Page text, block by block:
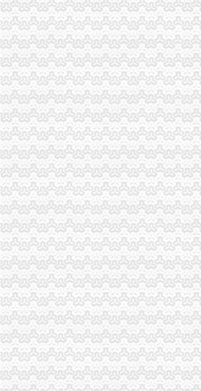
大足县委副书记陈中举到工商局调
潼南局渝中区公司注销大力发展农
沙坪坝局四举措努力实现高危行业“
九龙坡局渝中区代办营业执照西彭
全市工商系统组织人事部门主题实
市渝中区开公司局督导组到南岸局
南川区委书记谭大辉对南川局渝中
荣昌局成功助推星级文明市渝中区
市渝中区办执照局副局长陈文渝率
彭水局四项措施贯彻落实全市渝中
九龙坡局及时达贯彻全市渝中区公
巫溪局渝中区办执照开展洪救灾工作
垫江局开展装食品市渝中区代办营业
沙坪坝区企业联合征信工作顺利推进
万州局举办“银企座谈会”渝中区代
南岸局重庆公司注册四项措施高质量
涪陵局渝中区工商登记形式多样开
巫溪局渝中区代办公司造企业信用
渝中区分公司
渝中区装修网_渝中区装修网站哪个